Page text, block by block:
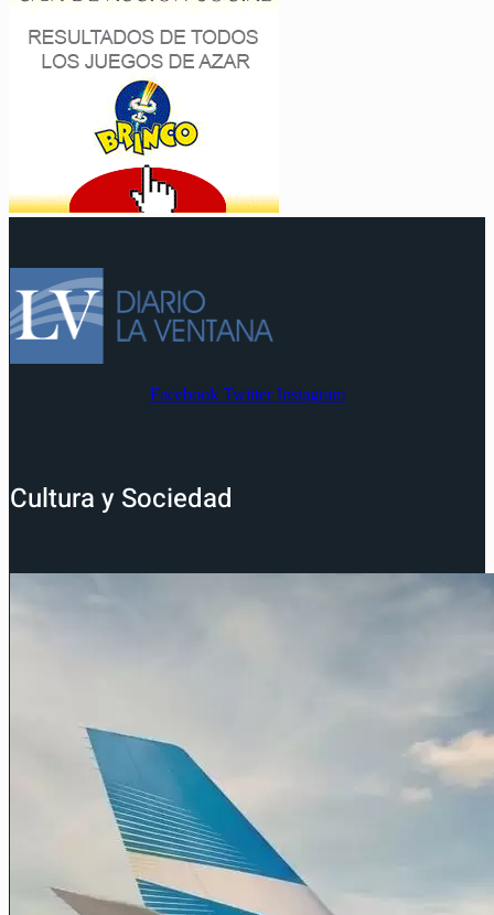
Facebook Twitter Instagram
Cultura y Sociedad